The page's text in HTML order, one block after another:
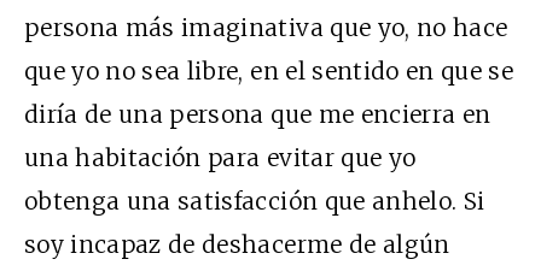
persona más imaginativa que yo, no hace
que yo no sea libre, en el sentido en que se
diría de una persona que me encierra en
una habitación para evitar que yo
obtenga una satisfacción que anhelo. Si
soy incapaz de deshacerme de algún